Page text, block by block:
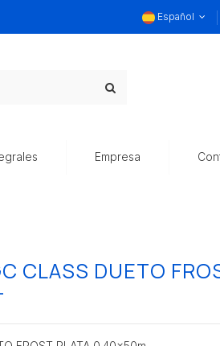
Español
Empresa
CLASS DUETO